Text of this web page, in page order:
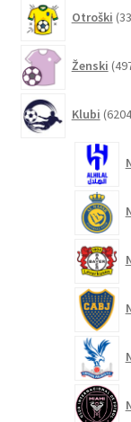
Otroški
Ženski
Klubi 6204